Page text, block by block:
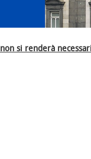
si renderà